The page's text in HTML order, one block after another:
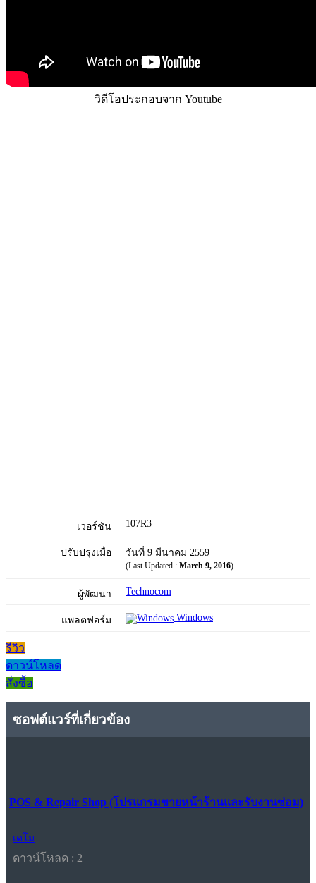
วิดีโอประกอบจาก Youtube
เวอร์ชัน 107R3
ปรับปรุงเมื่อ วันที่ 9 มีนาคม 2559
(Last Updated : March 9, 2016)
ผู้พัฒนา Technocom
แพลตฟอร์ม Windows
รีวิว
ดาวน์โหลด
สั่งซื้อ
ซอฟต์แวร์ที่เกี่ยวข้อง
POS & Repair Shop (โปรแกรมขายหน้าร้านและรับงานซ่อม)
เดโม
ดาวน์โหลด : 2